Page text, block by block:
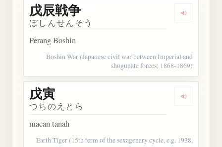
Dengarkan
戊辰戦争
ぼしんせんそう
Perang Boshin
Boshin War (Japanese civil war between Imperial and
shogunate forces; 1868-1869)
Dengarkan
戊寅
つちのえとら
macan tanah
Earth Tiger (15th term of the sexagenary cycle, e.g. 1938,